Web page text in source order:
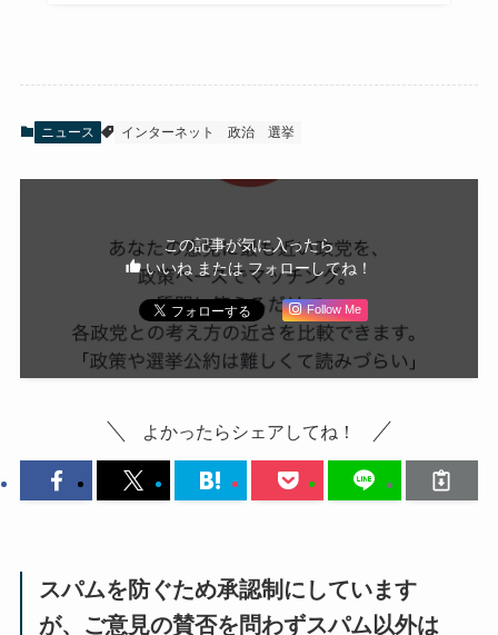
ニュース インターネット 政治 選挙
この記事が気に入ったら
いいね または フォローしてね！
Follow Me
よかったらシェアしてね！
スパムを防ぐため承認制にしています
が、ご意見の賛否を問わずスパム以外は